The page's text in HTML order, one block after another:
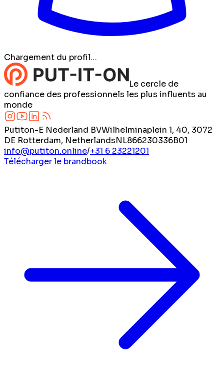
Chargement du profil…
Le cercle de
confiance des professionnels les plus influents au
monde
Putiton-E Nederland BVWilhelminaplein 1, 40, 3072
DE Rotterdam, NetherlandsNL866230336B01
info@putiton.online/+31 6 23221201
Télécharger le brandbook